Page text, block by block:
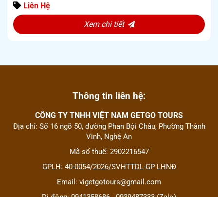
Liên Hệ
Xem chi tiết
Thông tin liên hệ:
CÔNG TY TNHH VIỆT NAM GETGO TOURS
Địa chỉ: Số 16 ngõ 50, đường Phan Bội Châu, Phường Thành
Vinh, Nghệ An
Mã số thuế: 2902216547
GPLH: 40-0054/2026/SVHTTDL-GP LHNĐ
Email: vigetgotours@gmail.com